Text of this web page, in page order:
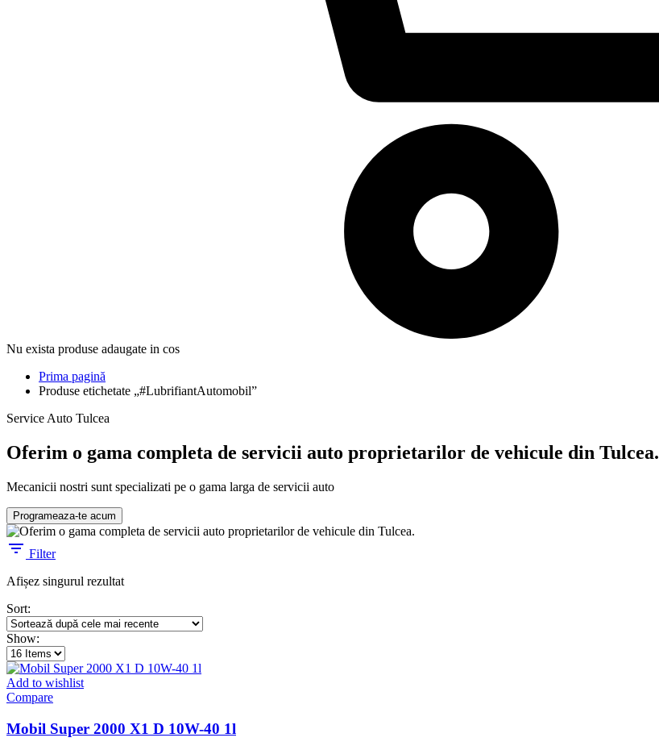
Nu exista produse adaugate in cos
Prima pagină
Produse etichetate „#LubrifiantAutomobil”
Service Auto Tulcea
Oferim o gama completa de servicii auto proprietarilor de vehicule din Tulcea.
Mecanicii nostri sunt specializati pe o gama larga de servicii auto
Programeaza-te acum
Filter
Afișez singurul rezultat
Sort:
Show:
Add to wishlist
Compare
Mobil Super 2000 X1 D 10W-40 1l